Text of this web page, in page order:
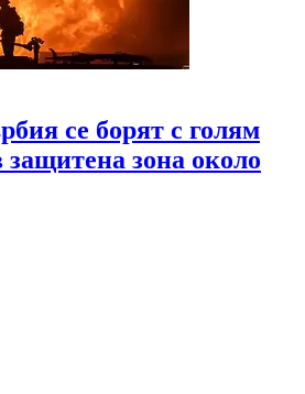
се борят с голям
зона около